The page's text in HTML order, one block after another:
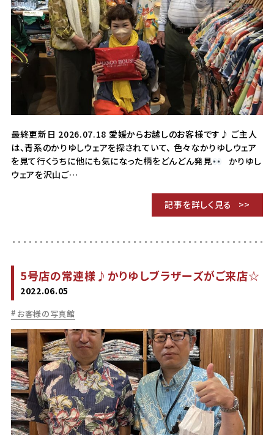
最終更新日 2026.07.18 愛媛からお越しのお客様です♪ ご主人
は、青系のかりゆしウェアを探されていて、 色々なかりゆしウェア
を見て行くうちに他にも気になった柄をどんどん発見
かりゆし
ウェアを沢山ご…
記事を詳しく見る
5号店の常連様♪かりゆしブラザーズがご来店☆
2022.06.05
お客様の写真館